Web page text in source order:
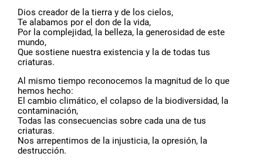
Dios creador de la tierra y de los cielos,
Te alabamos por el don de la vida,
Por la complejidad, la belleza, la generosidad de este
mundo,
Que sostiene nuestra existencia y la de todas tus
criaturas.
Al mismo tiempo reconocemos la magnitud de lo que
hemos hecho:
El cambio climático, el colapso de la biodiversidad, la
contaminación,
Todas las consecuencias sobre cada una de tus
criaturas.
Nos arrepentimos de la injusticia, la opresión, la
destrucción.